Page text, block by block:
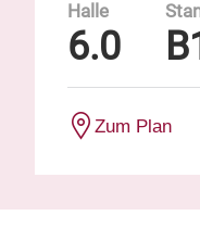
Halle
6.0
Zum Plan